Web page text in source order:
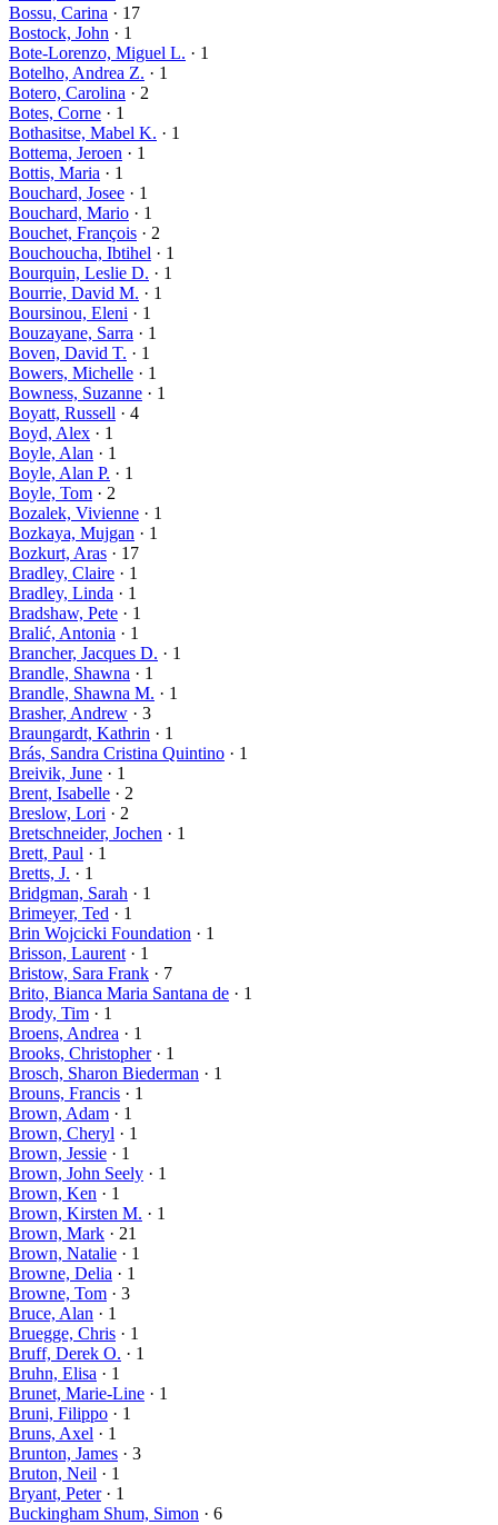
Bossu, Carina · 17
Bostock, John · 1
Bote-Lorenzo, Miguel L. · 1
Botelho, Andrea Z. · 1
Botero, Carolina · 2
Botes, Corne · 1
Bothasitse, Mabel K. · 1
Bottema, Jeroen · 1
Bottis, Maria · 1
Bouchard, Josee · 1
Bouchard, Mario · 1
Bouchet, François · 2
Bouchoucha, Ibtihel · 1
Bourquin, Leslie D. · 1
Bourrie, David M. · 1
Boursinou, Eleni · 1
Bouzayane, Sarra · 1
Boven, David T. · 1
Bowers, Michelle · 1
Bowness, Suzanne · 1
Boyatt, Russell · 4
Boyd, Alex · 1
Boyle, Alan · 1
Boyle, Alan P. · 1
Boyle, Tom · 2
Bozalek, Vivienne · 1
Bozkaya, Mujgan · 1
Bozkurt, Aras · 17
Bradley, Claire · 1
Bradley, Linda · 1
Bradshaw, Pete · 1
Bralić, Antonia · 1
Brancher, Jacques D. · 1
Brandle, Shawna · 1
Brandle, Shawna M. · 1
Brasher, Andrew · 3
Braungardt, Kathrin · 1
Brás, Sandra Cristina Quintino · 1
Breivik, June · 1
Brent, Isabelle · 2
Breslow, Lori · 2
Bretschneider, Jochen · 1
Brett, Paul · 1
Bretts, J. · 1
Bridgman, Sarah · 1
Brimeyer, Ted · 1
Brin Wojcicki Foundation · 1
Brisson, Laurent · 1
Bristow, Sara Frank · 7
Brito, Bianca Maria Santana de · 1
Brody, Tim · 1
Broens, Andrea · 1
Brooks, Christopher· 1
Brosch, Sharon Biederman · 1
Brouns, Francis · 1
Brown, Adam · 1
Brown, Cheryl · 1
Brown, Jessie · 1
Brown, John Seely · 1
Brown, Ken · 1
Brown, Kirsten M. · 1
Brown, Mark · 21
Brown, Natalie · 1
Browne, Delia · 1
Browne, Tom · 3
Bruce, Alan · 1
Bruegge, Chris · 1
Bruff, Derek O. · 1
Bruhn, Elisa · 1
Brunet, Marie-Line · 1
Bruni, Filippo · 1
Bruns, Axel · 1
Brunton, James · 3
Bruton, Neil · 1
Bryant, Peter· 1
Buckingham Shum, Simon · 6